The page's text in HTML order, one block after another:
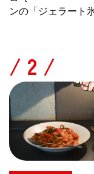
ンの「ジェラート氷
/